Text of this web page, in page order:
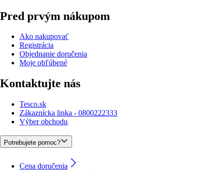
Pred prvým nákupom
Ako nakupovať
Registrácia
Objednanie doručenia
Moje obľúbené
Kontaktujte nás
Tesco.sk
Zákaznícka linka - 0800222333
Výber obchodu
Potrebujete pomoc?
Cena doručenia